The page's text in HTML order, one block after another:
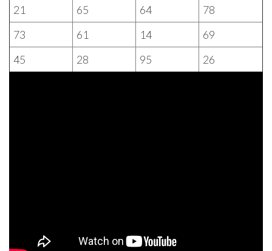
21
65 64
78
73
61 14
69
45
28 95 26